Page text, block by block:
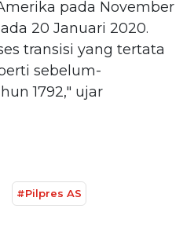
pada November
20 Januari 2020.
transisi yang tertata
sebelum-
1792," ujar
#Pilpres AS